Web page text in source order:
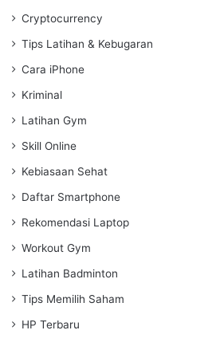
Cryptocurrency
Tips Latihan & Kebugaran
Cara iPhone
Kriminal
Latihan Gym
Skill Online
Kebiasaan Sehat
Daftar Smartphone
Rekomendasi Laptop
Workout Gym
Latihan Badminton
Tips Memilih Saham
HP Terbaru